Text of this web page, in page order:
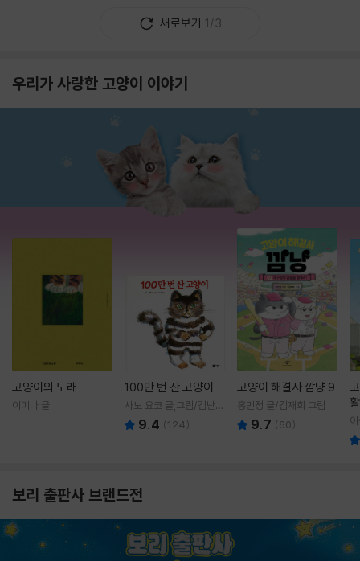
새로보기 1/3
우리가 사랑한 고양이 이야기
고양이의 노래
이미나 글
100만 번 산 고양이
사노 요코 글,그림/김난주
역 9.4 (124)
고양이 해결사 깜냥 9
홍민정 글/김재희 그림
9.7 (60)
보리 출판사 브랜드전